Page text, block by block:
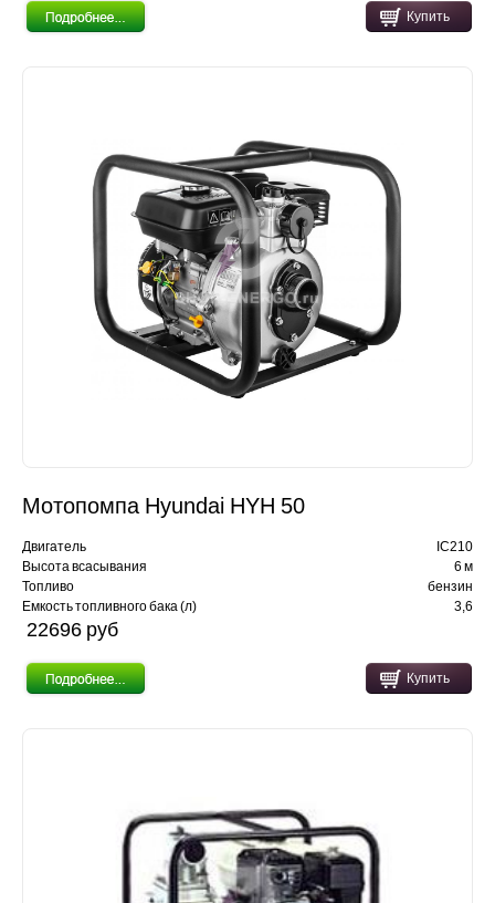
Купить
Мотопомпа Hyundai HYH 50
Двигатель
IC210
Высота всасывания
6 м
Топливо
бензин
Емкость топливного бака (л)
3,6
22696 pуб
Купить